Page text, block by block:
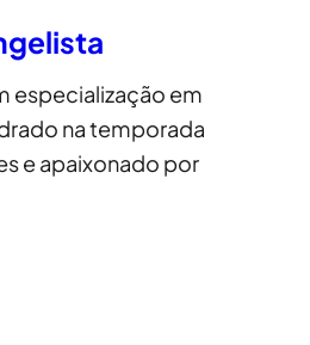
especialização em
na temporada
e apaixonado por